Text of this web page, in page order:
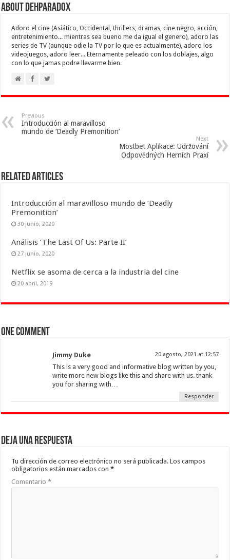
About Dehparadox
Adoro el cine (Asiático, Occidental, thrillers, dramas, cine negro, acción,
entretenimiento... mientras sea bueno me da igual el genero), adoro las
series de TV (aunque odie la TV por lo que es actualmente), adoro los
videojuegos, adoro leer... Eternamente peleado con los doblajes, algo
con lo que jamas podre llevarme bien.
Previous
Introducción al maravilloso
mundo de ‘Deadly Premonition’
Next
Mostbet Aplikace: Udržování
Odpovědných Herních Praxí
Related Articles
Introducción al maravilloso mundo de ‘Deadly
Premonition’
30 junio, 2020
Análisis ‘The Last Of Us: Parte II’
27 junio, 2020
Netflix se asoma de cerca a la industria del cine
20 abril, 2019
One comment
Jimmy Duke 20 agosto, 2021 at 12:57
This is a very good and informative blog written by you,
write more new blogs like this and share with us. thank
you for sharing with…
Responder
Deja una respuesta
Tu dirección de correo electrónico no será publicada. Los campos
obligatorios están marcados con*
Comentario*